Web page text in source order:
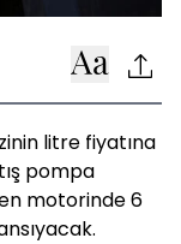
litre fiyatına
pompa
motorinde 6